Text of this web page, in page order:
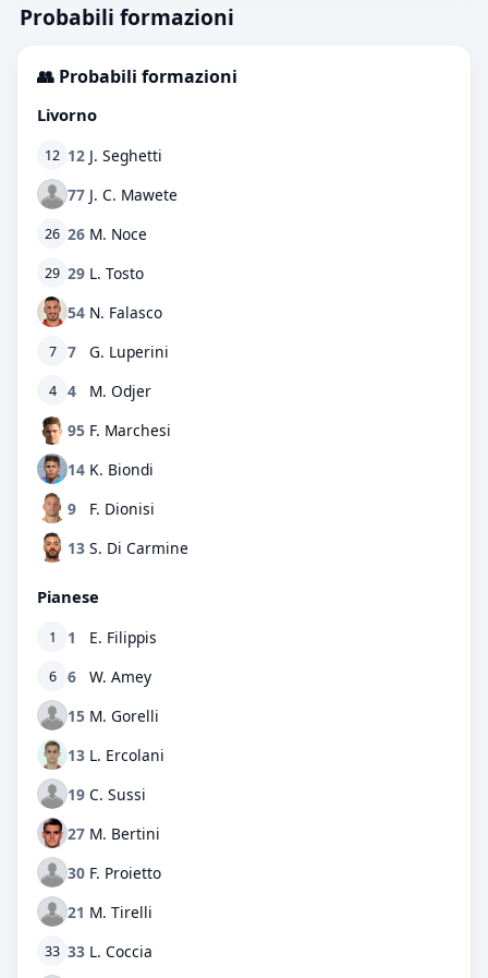
Probabili formazioni
👥 Probabili formazioni
Livorno
12 12 J. Seghetti
77 J. C. Mawete
26 26 M. Noce
29 29 L. Tosto
54 N. Falasco
7 7 G. Luperini
4 4
M. Odjer
95 F. Marchesi
14 K. Biondi
9
F. Dionisi
13 S. Di Carmine
Pianese
1 1 E. Filippis
6 6
W. Amey
15 M. Gorelli
13 L. Ercolani
19 C. Sussi
27 M. Bertini
30 F. Proietto
21 M. Tirelli
33 33 L. Coccia